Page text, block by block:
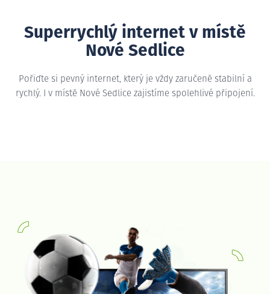
Superrychlý internet v místě
Nové Sedlice
Pořiďte si pevný internet, který je vždy zaručeně stabilní a
rychlý. I v místě Nové Sedlice zajistíme spolehlivé připojení.